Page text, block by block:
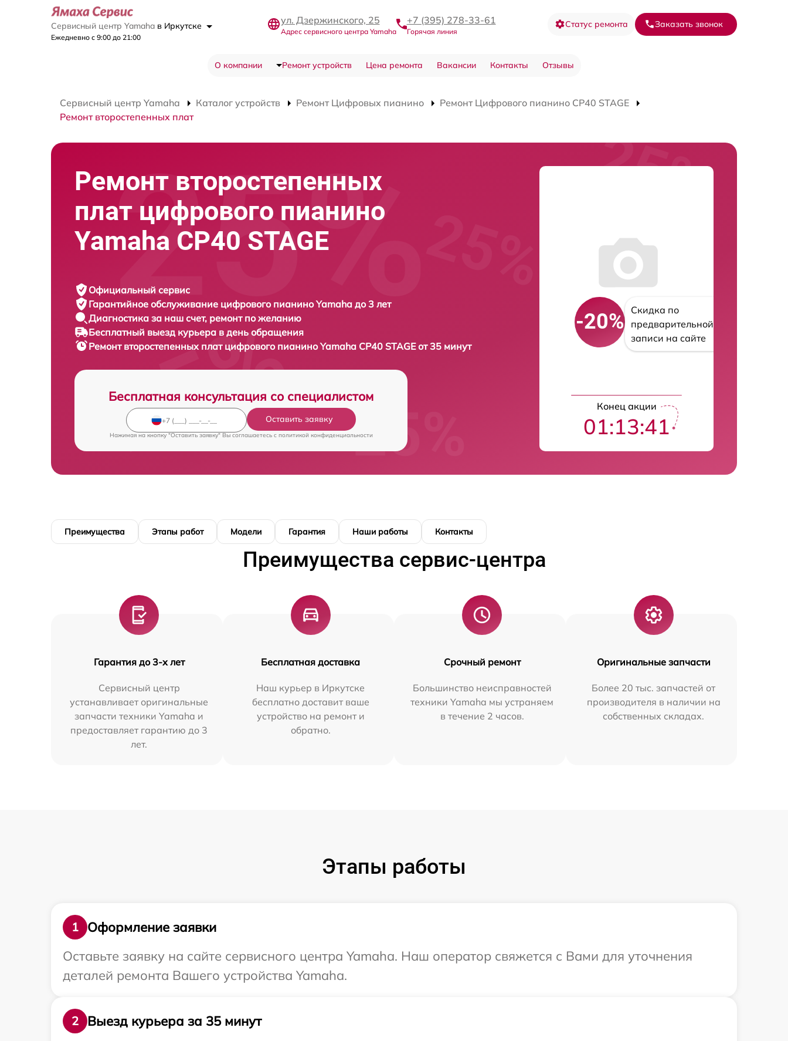
Сервисный центр Yamaha в Иркутске
Ежедневно с 9:00 до 21:00
ул. Дзержинского, 25
Адрес сервисного центра Yamaha
+7 (395) 278-33-61
Горячая линия
Статус ремонта Заказать звонок
О компании Ремонт устройств Цена ремонта Вакансии Контакты Отзывы
Сервисный центр Yamaha Каталог устройств Ремонт Цифровых пианино
Ремонт Цифрового пианино CP40 STAGE
Ремонт второстепенных плат
Ремонт второстепенных
плат цифрового пианино
Yamaha CP40 STAGE
Официальный сервис
Гарантийное обслуживание цифрового пианино Yamaha до 3 лет
Диагностика за наш счет, ремонт по желанию
Бесплатный выезд курьера в день обращения
Ремонт второстепенных плат цифрового пианиноYamaha CP40 STAGE от 35 минут
Бесплатная консультация со специалистом
Оставить заявку
Нажимая на кнопку "Оставить заявку" Вы соглашаетесь c политикой конфиденциальности
-20%
Скидка по
предварительной
записи на сайте
Конец акции
01:13:40
Преимущества Этапы работ Модели Гарантия Наши работы Контакты
Преимущества сервис-центра
Гарантия до 3-х лет
Сервисный центр
устанавливает оригинальные
запчасти техники Yamaha и
предоставляет гарантию до 3
лет.
Бесплатная доставка
Наш курьер в Иркутске
бесплатно доставит ваше
устройство на ремонт и
обратно.
Срочный ремонт
Большинство неисправностей
техники Yamaha мы устраняем
в течение 2 часов.
Оригинальные запчасти
Более 20 тыс. запчастей от
производителя в наличии на
собственных складах.
Этапы работы
1
Оформление заявки
Оставьте заявку на сайте сервисного центра Yamaha. Наш оператор свяжется с Вами для уточнения
деталей ремонта Вашего устройства Yamaha.
2
Выезд курьера за 35 минут